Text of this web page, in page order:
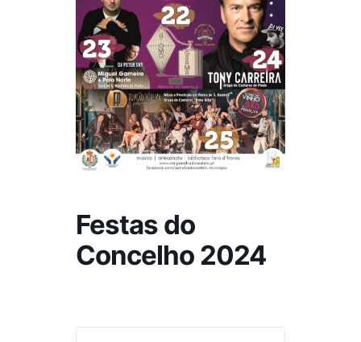
Festas do
Concelho 2024